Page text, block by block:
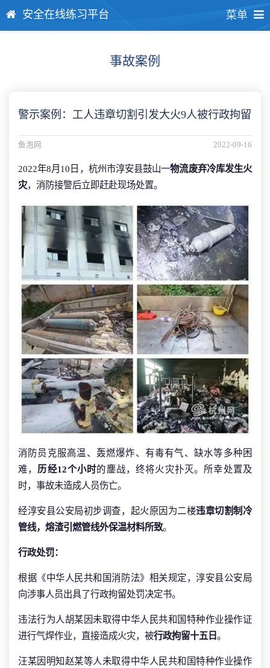
安全在线练习平台 菜单
事故案例
警示案例：工人违章切割引发大火9人被行政拘留
鱼泡网 2022-09-16
2022年8月10日，杭州市淳安县鼓山一物流废弃冷库发生火
灾，消防接警后立即赶赴现场处置。
消防员克服高温、轰燃爆炸、有毒有气、缺水等多种困
难， 历经12个小时的鏖战，终将火灾扑灭。所幸处置及
时，事故未造成人员伤亡。
经淳安县公安局初步调查，起火原因为二楼违章切割制冷
管线，熔渣引燃管线外保温材料所致。
行政处罚：
根据《中华人民共和国消防法》相关规定，淳安县公安局
向涉事人员出具了行政拘留处罚决定书。
违法行为人胡某因未取得中华人民共和国特种作业操作证
进行气焊作业，直接造成火灾，被行政拘留十五日。
汪某因明知赵某等人未取得中华人民共和国特种作业操作